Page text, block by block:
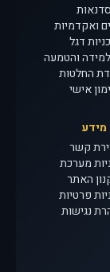
סדנאות
ואקדמיות
דגל
והטמעה
החלטות
אישי
מידע
קשר
מערכת
האתר
פרטיות
נגישות